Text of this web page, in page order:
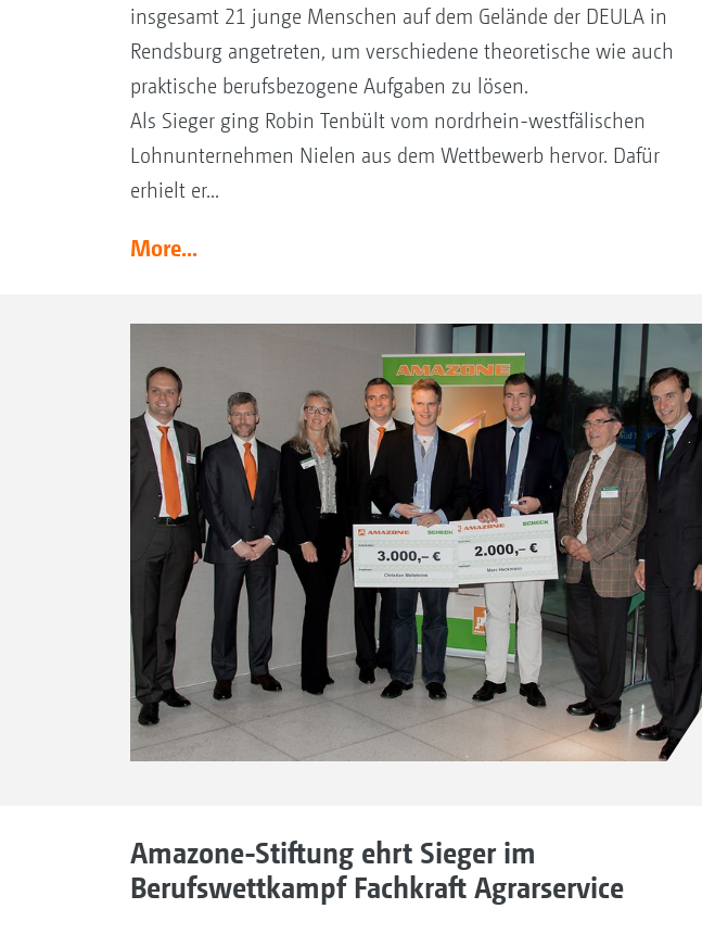
insgesamt 21 junge Menschen auf dem Gelände der DEULA in
Rendsburg angetreten, um verschiedene theoretische wie auch
praktische berufsbezogene Aufgaben zu lösen.
Als Sieger ging Robin Tenbült vom nordrhein-westfälischen
Lohnunternehmen Nielen aus dem Wettbewerb hervor. Dafür
erhielt er...
More...
Amazone-Stiftung ehrt Sieger im
Berufswettkampf Fachkraft Agrarservice